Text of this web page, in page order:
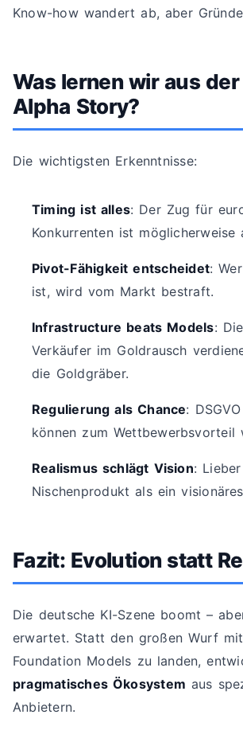
Know-how wandert ab, aber
Was lernen wir aus
Alpha Story?
Die wichtigsten Erkenntnisse:
Timing ist alles: Der Zug für
Konkurrenten ist möglicherweise
Pivot-Fähigkeit entscheidet:
ist, wird vom Markt bestraft.
Infrastructure beats Models:
Verkäufer im Goldrausch
die Goldgräber.
Regulierung als Chance:
können zum Wettbewerbsvorteil
Realismus schlägt Vision:
Nischenprodukt als ein
Fazit: Evolution statt
Die deutsche KI-Szene boomt –
erwartet. Statt den großen Wurf
Foundation Models zu landen,
pragmatisches Ökosystem aus
Anbietern.